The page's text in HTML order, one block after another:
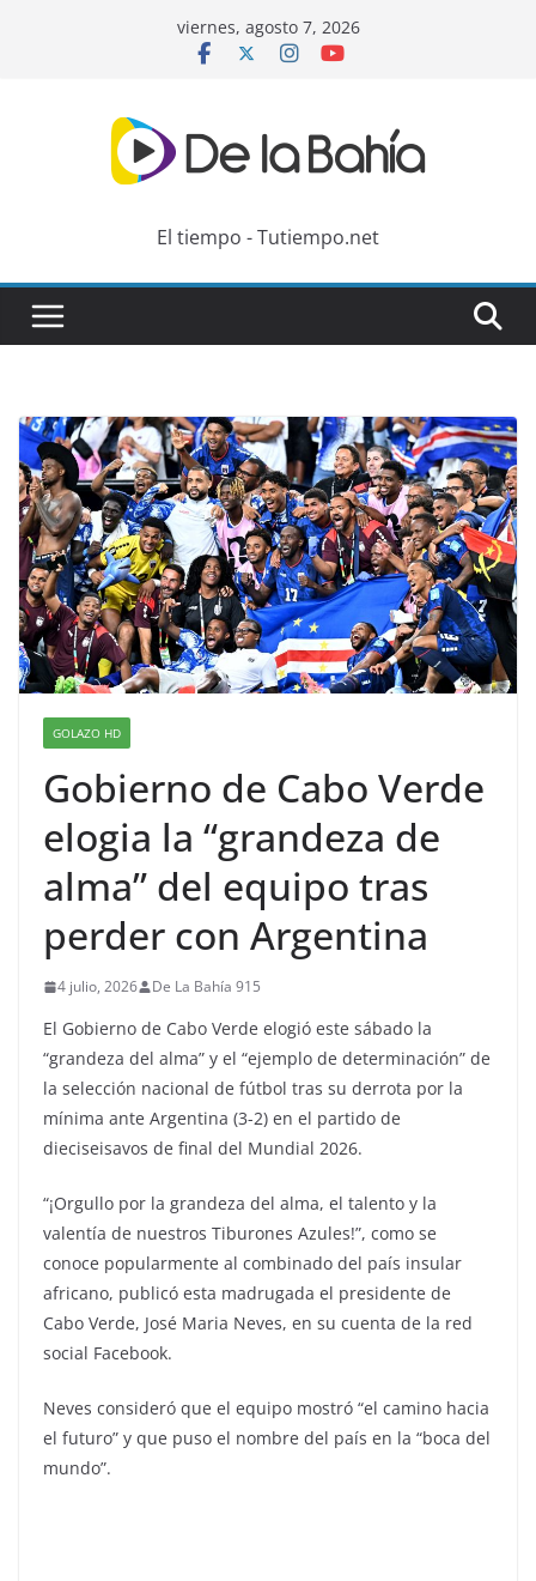
viernes, agosto 7, 2026
El tiempo - Tutiempo.net
GOLAZO HD
Gobierno de Cabo Verde
elogia la “grandeza de
alma” del equipo tras
perder con Argentina
4 julio, 2026 De La Bahía 915
El Gobierno de Cabo Verde elogió este sábado la
“grandeza del alma” y el “ejemplo de determinación” de
la selección nacional de fútbol tras su derrota por la
mínima ante Argentina (3-2) en el partido de
dieciseisavos de final del Mundial 2026.
“¡Orgullo por la grandeza del alma, el talento y la
valentía de nuestros Tiburones Azules!”, como se
conoce popularmente al combinado del país insular
africano, publicó esta madrugada el presidente de
Cabo Verde, José Maria Neves, en su cuenta de la red
social Facebook.
Neves consideró que el equipo mostró “el camino hacia
el futuro” y que puso el nombre del país en la “boca del
mundo”.